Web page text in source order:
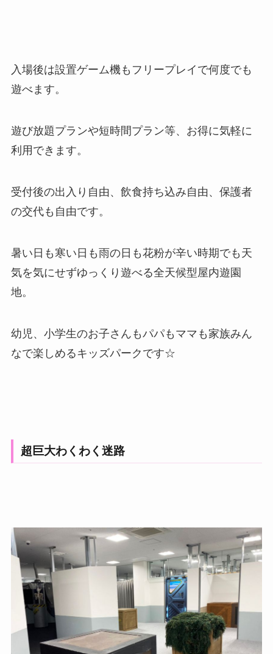
入場後は設置ゲーム機もフリープレイで何度でも
遊べます。
遊び放題プランや短時間プラン等、お得に気軽に
利用できます。
受付後の出入り自由、飲食持ち込み自由、保護者
の交代も自由です。
暑い日も寒い日も雨の日も花粉が辛い時期でも天
気を気にせずゆっくり遊べる全天候型屋内遊園
地。
幼児、小学生のお子さんもパパもママも家族みん
なで楽しめるキッズパークです☆
超巨大わくわく迷路